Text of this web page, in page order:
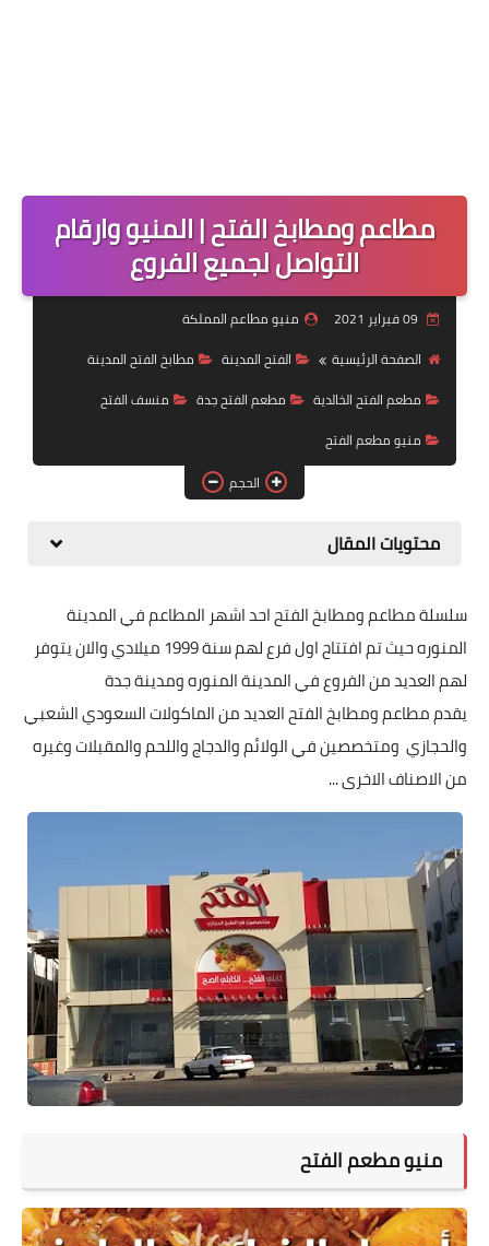
مطاعم ومطابخ الفتح | المنيو وارقام
التواصل لجميع الفروع
منيو مطاعم المملكة
الصفحة الرئيسية
الفتح المدينة
مطابخ الفتح المدينة
مطعم الفتح الخالدية
مطعم الفتح جدة
منسف الفتح
منيو مطعم الفتح
الحجم
محتويات المقال
سلسلة مطاعم ومطابخ الفتح احد اشهر المطاعم في المدينة
المنوره حيث تم افتتاح اول فرع لهم سنة 1999 ميلادي والان يتوفر
لهم العديد من الفروع في المدينة المنوره ومدينة جدة
يقدم مطاعم ومطابخ الفتح العديد من الماكولات السعودي الشعبي
والحجازي ومتخصصين في الولائم والدجاج واللحم والمقبلات وغيره
من الاصناف الاخرى ...
منيو مطعم الفتح